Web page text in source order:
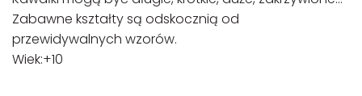
Zabawne kształty są odskocznią od
przewidywalnych wzorów.
Wiek:+10